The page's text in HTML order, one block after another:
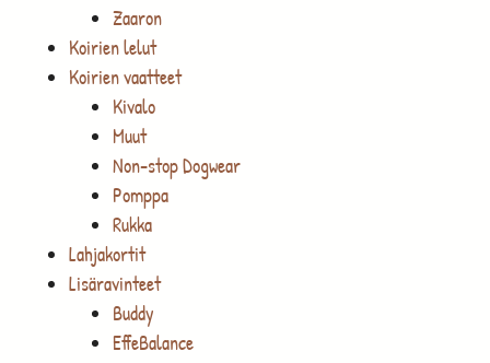
Zaaron
Koirien lelut
Koirien vaatteet
Kivalo
Muut
Non-stop Dogwear
Pomppa
Rukka
Lahjakortit
Lisäravinteet
Buddy
EffeBalance